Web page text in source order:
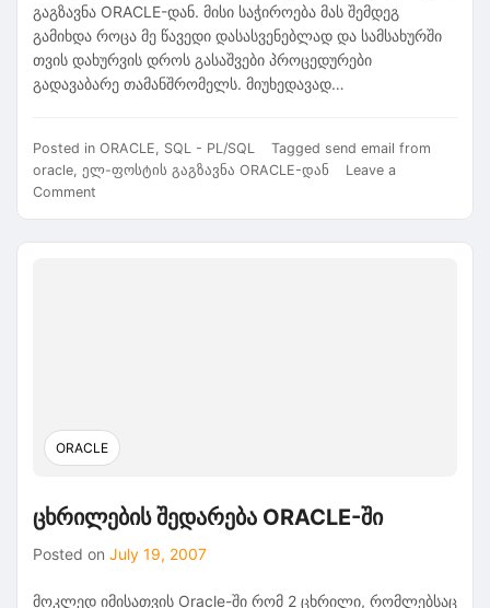
გაგზავნა ORACLE-დან. მისი საჭიროება მას შემდეგ
გამიხდა როცა მე წავედი დასასვენებლად და სამსახურში
თვის დახურვის დროს გასაშვები პროცედურები
გადავაბარე თამანშრომელს. მიუხედავად…
Posted in ORACLE, SQL - PL/SQL Tagged send email from
oracle, ელ-ფოსტის გაგზავნა ORACLE-დან
Leave a
Comment
ORACLE
ცხრილების შედარება ORACLE-ში
Posted on July 19, 2007
მოკლედ იმისათვის Oracle-ში რომ 2 ცხრილი, რომლებსაც